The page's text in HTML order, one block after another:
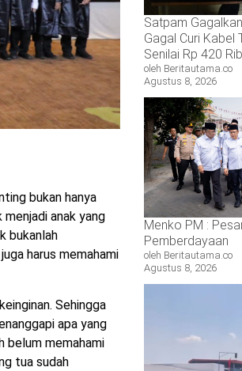
bukan hanya
menjadi anak yang
bukanlah
harus memahami
Sehingga
apa yang
belum memahami
tua sudah
Satpam
Gagal Curi Kabel
Senilai Rp 420
oleh Beritautama.co
Agustus 8, 2026
Menko PM :
Pemberdayaan
oleh Beritautama.co
Agustus 8, 2026